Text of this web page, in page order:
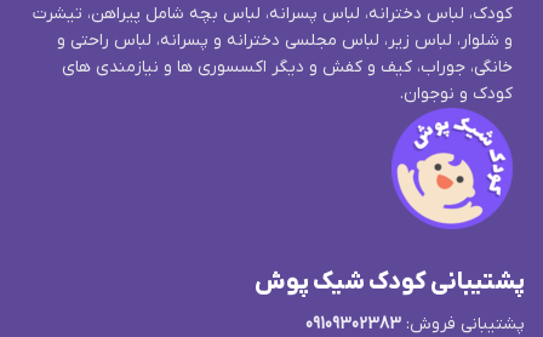
کودک، لباس دخترانه، لباس پسرانه، لباس بچه شامل پیراهن، تیشرت
و شلوار، لباس زیر، لباس مجلسی دخترانه و پسرانه، لباس راحتی و
خانگی، جوراب، کیف و کفش و دیگر اکسسوری ها و نیازمندی های
کودک و نوجوان.
پشتیبانی کودک شیک پوش
پشتیبانی فروش: 09109302383